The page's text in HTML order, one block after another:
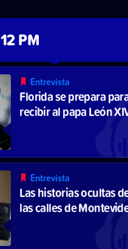
12 PM
Entrevista
Florida se prepara
recibir al papa León
Entrevista
Las historias ocultas
las calles de